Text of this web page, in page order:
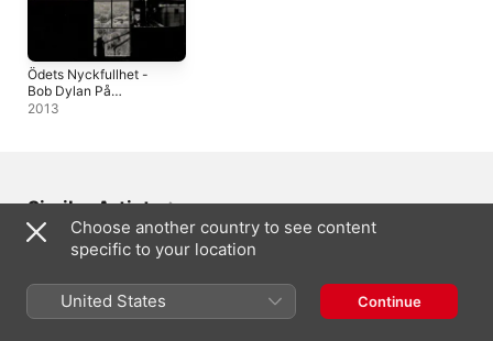
Ödets Nyckfullhet -
Bob Dylan På
Svenska
2013
Similar Artists
Choose another country to see content
specific to your location
United States Continue